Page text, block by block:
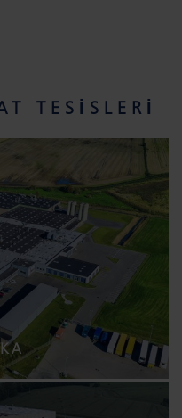
TESISLERI